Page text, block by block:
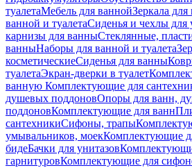
туалетаМебель для ваннойЗеркала для
ванной и туалетаСиденья и чехлы для
карнизы для ванныСтеклянные,
ванныНаборы для ванной и туалета
косметическиеСиденья для ванны
туалетаЭкран-дверки в туалет
ванную Комплектующие для
душевых поддоновОпоры для ванн,
поддоновКомплектующие для ванн
сантехникиСифоны, трапы
умывальников, моекКомплектующие
бидеБачки для унитазов
гарнитуровКомплектующие для